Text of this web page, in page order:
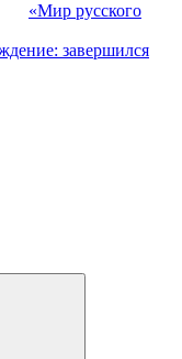
«Мир русского
завершился